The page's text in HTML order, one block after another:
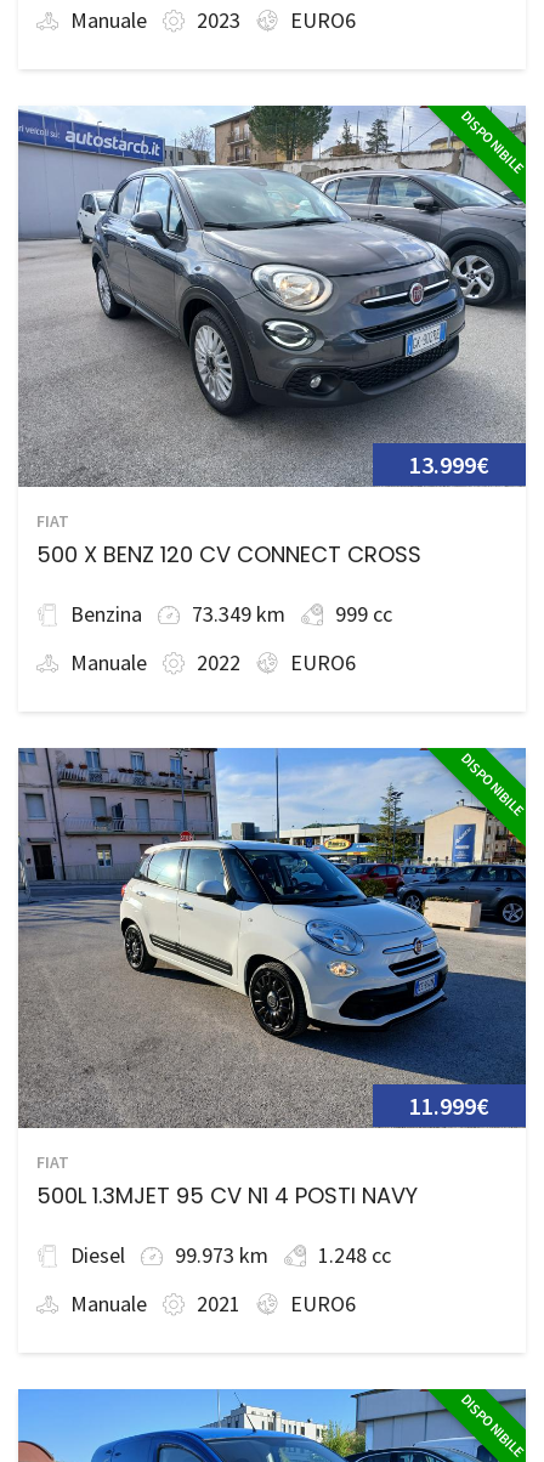
Manuale
2023 EURO6
DISPONIBILE
13.999€
FIAT
500 X BENZ 120 CV CONNECT CROSS
Benzina 73.349 km
999 cc
Manuale
2022 EURO6
DISPONIBILE
11.999€
FIAT
500L 1.3MJET 95 CV N1 4 POSTI NAVY
Diesel 99.973 km
1.248 cc
Manuale
2021 EURO6
DISPONIBILE